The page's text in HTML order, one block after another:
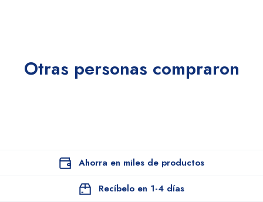
Otras personas compraron
Ahorra en miles de productos
Recíbelo en 1-4 días